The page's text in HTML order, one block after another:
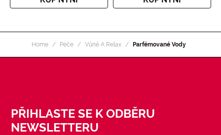
Home Péče Vůně A Relax Parfémované Vody
PŘIHLASTE SE K ODBĚRU
NEWSLETTERU